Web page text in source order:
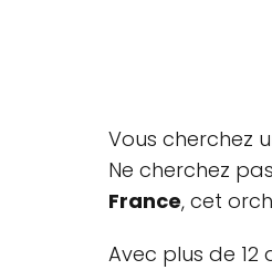
Vous cherchez
Ne cherchez
France, cet
Avec plus de 12